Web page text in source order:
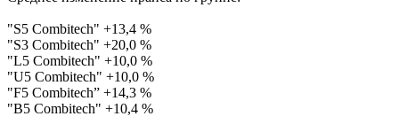
"S5 Combitech" +13,4 %
"S3 Combitech" +20,0 %
"L5 Combitech" +10,0 %
"U5 Combitech" +10,0 %
"F5 Combitech” +14,3 %
"B5 Combitech" +10,4 %